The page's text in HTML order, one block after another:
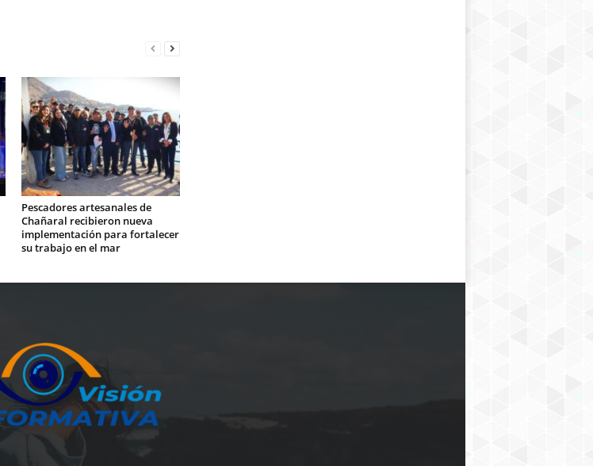
Pescadores artesanales de
Chañaral recibieron nueva
implementación para fortalecer
su trabajo en el mar